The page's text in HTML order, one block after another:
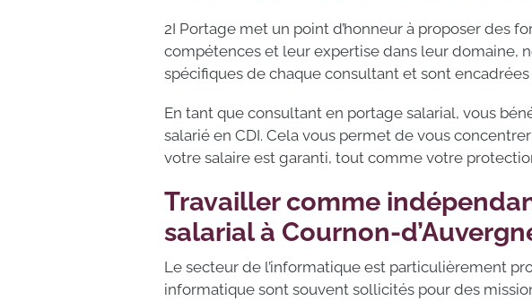
2I Portage met un point d’honneur à proposer des
compétences et leur expertise dans leur domaine,
spécifiques de chaque consultant et sont
En tant que consultant en portage salarial, vous
salarié en CDI. Cela vous permet de vous
votre salaire est garanti, tout comme votre
Travailler comme
salarial à Cournon-
Le secteur de l’informatique est particulièrement
informatique sont souvent sollicités pour des